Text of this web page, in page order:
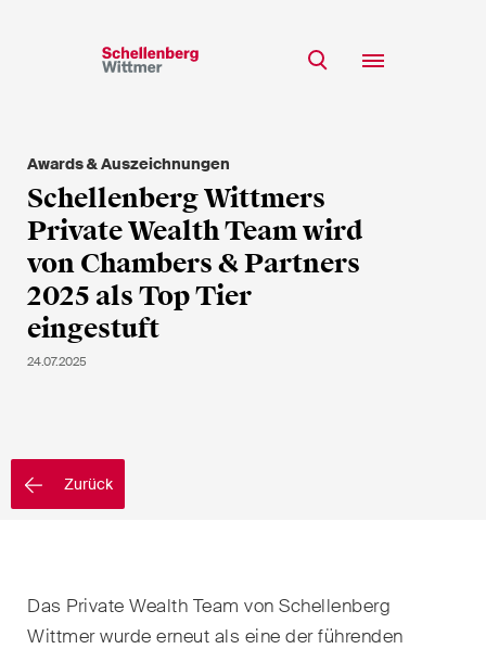
Team
Expertise
Insights
Karriere
CSR
EN
Zurück
Awards & Auszeichnungen
Schellenberg Wittmers
Private Wealth Team wird
von Chambers & Partners
2025 als Top Tier
eingestuft
24.07.2025
Das Private Wealth Team von Schellenberg
Wittmer wurde erneut als eine der führenden
Laufenden!
* Erforderliche Felder
Frau
k.A.
Nachname
E-Mail*